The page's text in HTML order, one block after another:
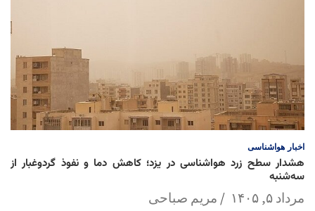
اخبار هواشناسی
هشدار سطح زرد هواشناسی در یزد؛ کاهش دما و نفوذ گردوغبار از
سه‌شنبه
مرداد ۵, ۱۴۰۵ مریم صباحی